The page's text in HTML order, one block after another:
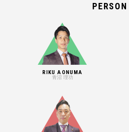
PERSON
RIKU AONUMA
青沼 理功